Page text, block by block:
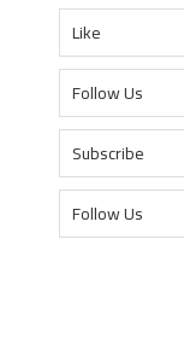
Like
Follow Us
Subscribe
Follow Us